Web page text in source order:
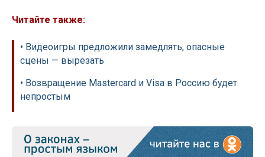
Читайте также:
• Видеоигры предложили замедлять, опасные
сцены — вырезать
• Возвращение Mastercard и Visa в Россию будет
непростым